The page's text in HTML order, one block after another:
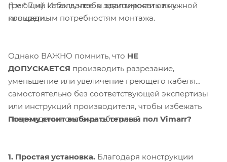
(1 м * 7 м). И так далее, в зависимости от нужной
площади.
греющий кабель, чтобы адаптировать их к
конкретным потребностям монтажа.
Однако ВАЖНО помнить, что НЕ
ДОПУСКАЕТСЯ производить разрезание,
уменьшение или увеличение греющего кабеля
самостоятельно без соответствующей экспертизы
или инструкций производителя, чтобы избежать
повреждения системы обогрева.
Почему стоит выбирать теплый пол Vimarr?
1. Простая установка. Благодаря конструкции